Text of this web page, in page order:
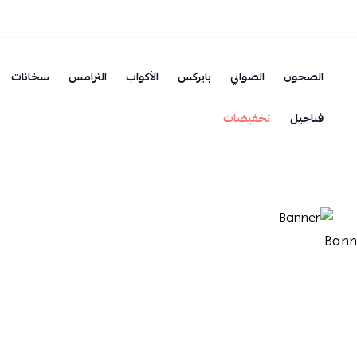
الصحون الصواني بايركس الأكواب الترامس
سخانات
فناجيل
تخفيضات